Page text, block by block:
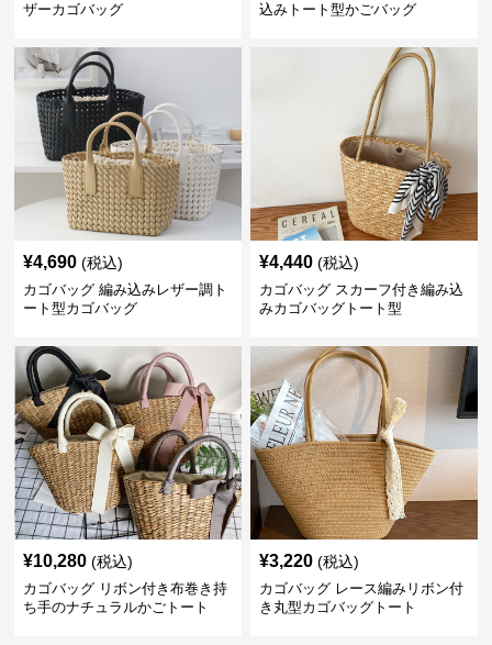
ザーカゴバッグ
込みトート型かごバッグ
¥4,690 (税込)
カゴバッグ 編み込みレザー調ト
ート型カゴバッグ
¥4,440 (税込)
カゴバッグ スカーフ付き編み込
みカゴバッグトート型
¥10,280 (税込)
カゴバッグ リボン付き布巻き持
ち手のナチュラルかごトート
¥3,220 (税込)
カゴバッグ レース編みリボン付
き丸型カゴバッグトート